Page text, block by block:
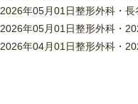
2026年05月01日整形外科・
2026年05月01日整形外科・
2026年04月01日整形外科・